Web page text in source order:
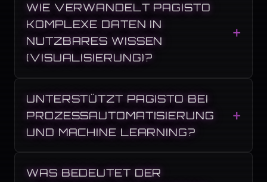
WIE VERWANDELT PAGISTO
KOMPLEXE DATEN IN
NUTZBARES WISSEN
(VISUALISIERUNG)?
UNTERSTÜTZT PAGISTO BEI
PROZESSAUTOMATISIERUNG
UND MACHINE LEARNING?
WAS BEDEUTET DER